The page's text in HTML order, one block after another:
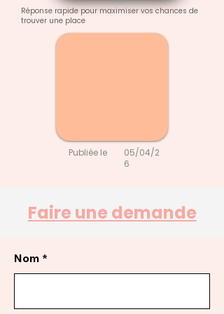
Réponse rapide pour maximiser vos chances de
trouver une place
Publiée le
05/04/2
6
Faire une demande
Nom